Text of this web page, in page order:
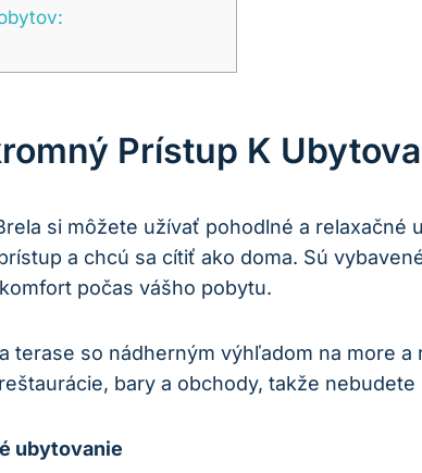
Prístup K
si môžete užívať pohodlné a
a chcú sa cítiť ako doma. Sú
počas vášho pobytu.
terase so nádherným výhľadom na more
bary a obchody, takže
ubytovanie